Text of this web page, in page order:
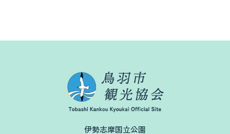
鳥羽市観光協会について
お問い合わせ
関連リンク
フォトギャラリー
パンフレット
伊勢志摩国立公園